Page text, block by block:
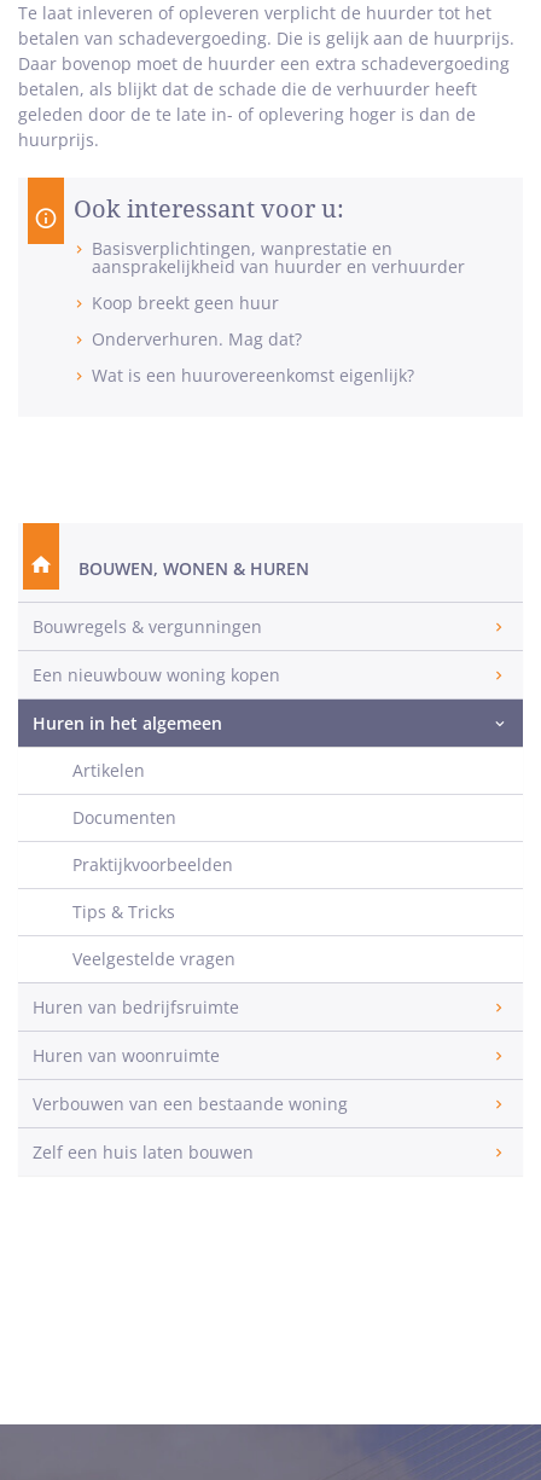
Te laat inleveren of opleveren verplicht de huurder tot het
betalen van schadevergoeding. Die is gelijk aan de huurprijs.
Daar bovenop moet de huurder een extra schadevergoeding
betalen, als blijkt dat de schade die de verhuurder heeft
geleden door de te late in- of oplevering hoger is dan de
huurprijs.
Ook interessant voor u:
Basisverplichtingen, wanprestatie en
aansprakelijkheid van huurder en verhuurder
Koop breekt geen huur
Onderverhuren. Mag dat?
Wat is een huurovereenkomst eigenlijk?
BOUWEN, WONEN & HUREN
Bouwregels & vergunningen
Een nieuwbouw woning kopen
Huren in het algemeen
Artikelen
Documenten
Praktijkvoorbeelden
Tips & Tricks
Veelgestelde vragen
Huren van bedrijfsruimte
Huren van woonruimte
Verbouwen van een bestaande woning
Zelf een huis laten bouwen